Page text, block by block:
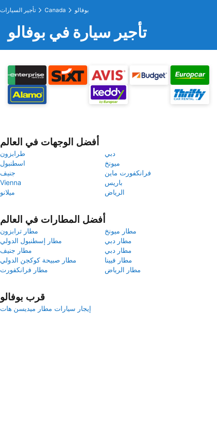
تأجير السيارات Canada بوفالو
تأجير سيارة في بوفالو
أفضل الوجهات في العالم
طرابزون
دبي
اسطنبول
ميونخ
جنيف
فرانكفورت ماين
Vienna
باريس
ميلانو
الرياض
أفضل المطارات في العالم
مطار ترابزون
مطار ميونخ
مطار إسطنبول الدولي
مطار دبي
مطار جنيف
مطار دبي
مطار صبيحة كوكجن الدولي
مطار فيينا
مطار فرانكفورت
مطار الرياض
قرب بوفالو
إيجار سيارات مطار ميديسن هات